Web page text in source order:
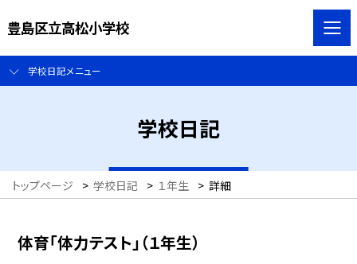
豊島区立高松小学校
学校日記メニュー
学校日記
トップページ > 学校日記 > １年生 > 詳細
体育「体力テスト」（１年生）